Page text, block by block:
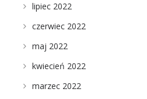
lipiec 2022
czerwiec 2022
maj 2022
kwiecień 2022
marzec 2022